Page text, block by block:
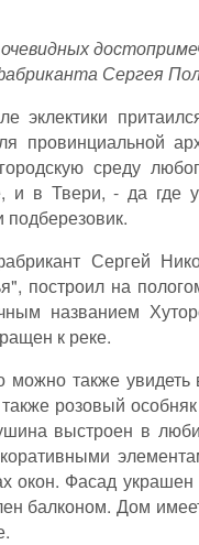
Сергея
эклектики
провинциальной
среду
в Твери, - да где
Сергей
построил на
названием
к реке.
можно также
розовый
выстроен в
Фасад
балконом. Дом